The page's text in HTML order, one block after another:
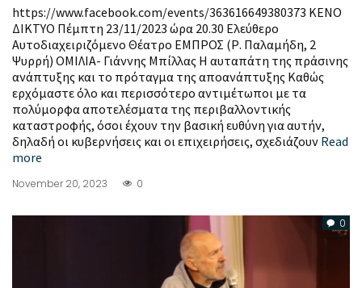
https://www.facebook.com/events/363616649380373 ΚΕΝΟ
ΔΙΚΤΥΟ Πέμπτη 23/11/2023 ώρα 20.30 Ελεύθερο
Αυτοδιαχειριζόμενο Θέατρο ΕΜΠΡΟΣ (Ρ. Παλαμήδη, 2
Ψυρρή) ΟΜΙΛΙΑ- Γιάννης Μπίλλας Η αυταπάτη της πράσινης
ανάπτυξης και το πρόταγμα της αποανάπτυξης Καθώς
ερχόμαστε όλο και περισσότερο αντιμέτωποι με τα
πολύμορφα αποτελέσματα της περιβαλλοντικής
καταστροφής, όσοι έχουν την βασική ευθύνη για αυτήν,
δηλαδή οι κυβερνήσεις και οι επιχειρήσεις, σχεδιάζουν Read
more
November 20, 2023 0
0